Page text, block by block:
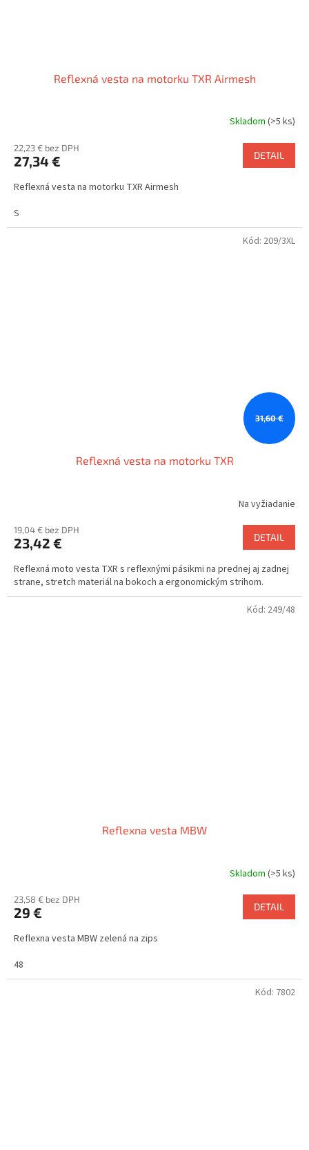
Reflexná vesta na motorku TXR Airmesh
Skladom (>5 ks)
22,23 € bez DPH
27,34 € DETAIL
Reflexná vesta na motorku TXR Airmesh
S
31,60 €
Reflexná vesta na motorku TXR
Na vyžiadanie
19,04 € bez DPH
23,42 € DETAIL
Reflexná moto vesta TXR s reflexnými pásikmi na prednej aj zadnej
strane, stretch materiál na bokoch a ergonomickým strihom.
Kód: 209/3XL
Reflexna vesta MBW
Skladom (>5 ks)
23,58 € bez DPH
29 € DETAIL
Reflexna vesta MBW zelená na zips
48
Kód: 249/48
Kód: 7802